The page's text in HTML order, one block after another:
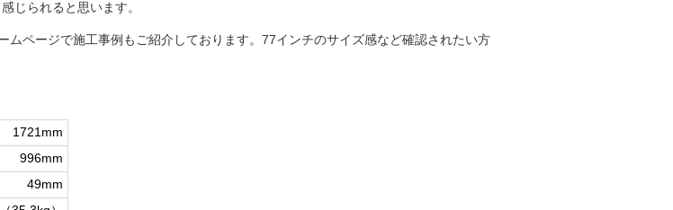
じられると思います。
ページで施工事例もご紹介しております。77インチのサイズ感など確認されたい方
1721mm
996mm
49mm